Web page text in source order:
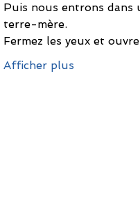
Puis nous entrons
terre-mère.
Fermez les yeux et
Afficher plus